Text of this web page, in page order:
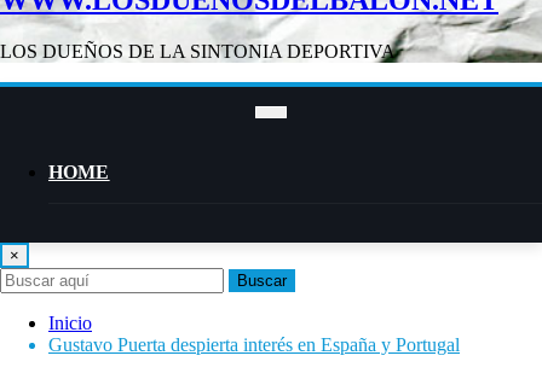
LOS DUEÑOS DE LA SINTONIA DEPORTIVA
HOME
×
Buscar
Inicio
Gustavo Puerta despierta interés en España y Portugal